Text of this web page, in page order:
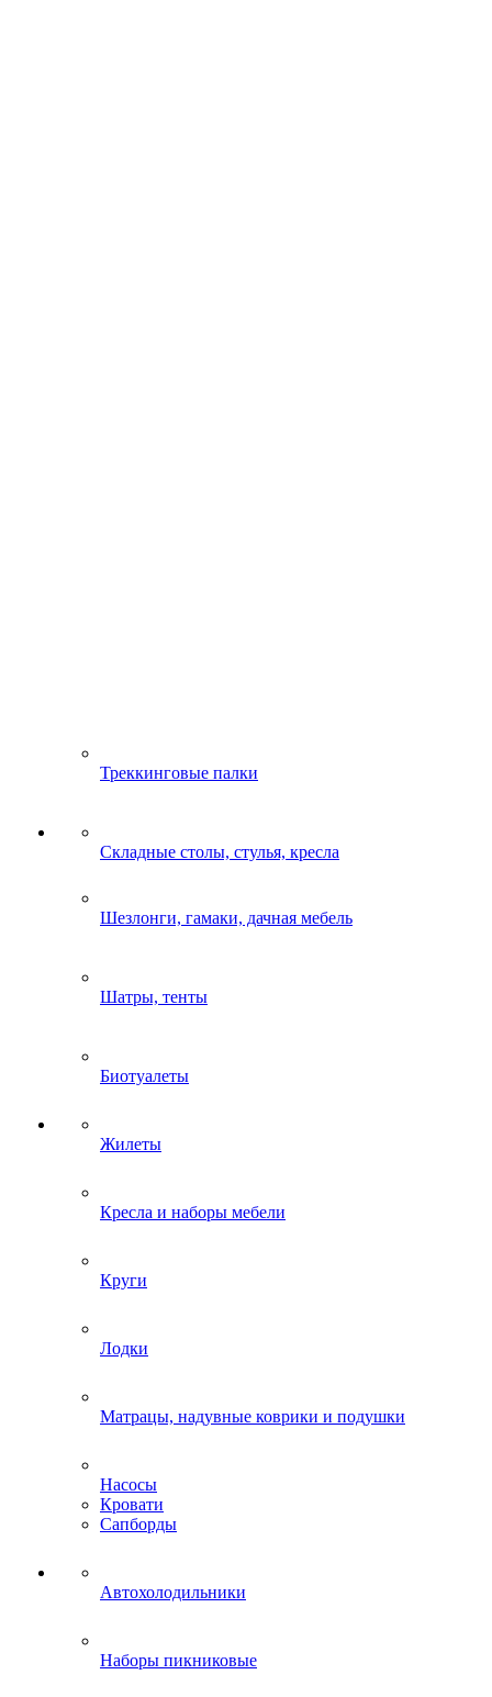
Треккинговые палки
Складные столы, стулья, кресла
Шезлонги, гамаки, дачная мебель
Шатры, тенты
Биотуалеты
Жилеты
Кресла и наборы мебели
Круги
Лодки
Матрацы, надувные коврики и подушки
Насосы
Кровати
Сапборды
Автохолодильники
Наборы пикниковые